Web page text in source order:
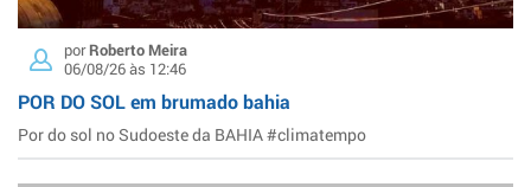
porRoberto Meira
06/08/26 às 12:46
POR DO SOL em brumado bahia
Por do sol no Sudoeste da BAHIA #climatempo